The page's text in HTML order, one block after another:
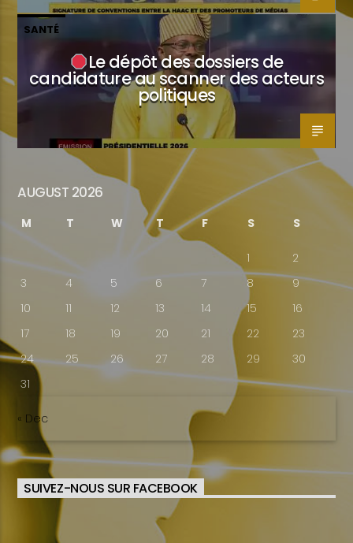
SANTÉ
Le dépôt des dossiers de
candidature au scanner des acteurs
politiques
AUGUST 2026
M T W T F S S
1
2
3
4 5 6 7 8
9
10
11 12 13 14 15
16
17
18 19 20 21 22
23
24
25 26 27 28 29
30
31
« Dec
SUIVEZ-NOUS SUR FACEBOOK